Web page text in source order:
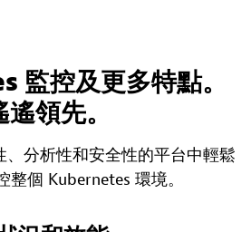
控及更多特點。
遙領先。
分析性和安全性的平台中輕鬆
整個 Kubernetes 環境。